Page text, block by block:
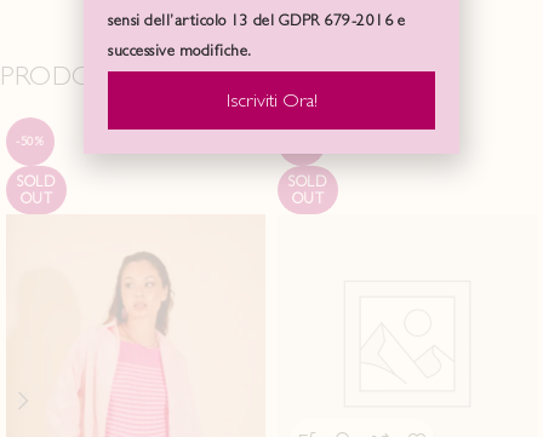
PRODOTTI CORRELATI
-50%
SOLD
OUT
SOLD
OUT
sensi dell’articolo 13 del GDPR 679-2016 e
successive modifiche.
Iscriviti Ora!